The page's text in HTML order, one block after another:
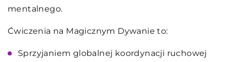
mentalnego.
Ćwiczenia na Magicznym Dywanie to:
Sprzyjaniem globalnej koordynacji ruchowej